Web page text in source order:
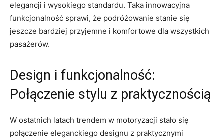
elegancji i wysokiego standardu. Taka innowacyjna
funkcjonalność ‍sprawi, że ‍podróżowanie stanie się
jeszcze bardziej przyjemne ‍i ⁤komfortowe​ dla wszystkich
pasażerów.
Design i funkcjonalność:
Połączenie‌ stylu z praktycznością
W ostatnich⁤ latach trendem w⁢ motoryzacji stało się
połączenie⁢ eleganckiego designu z praktycznymi